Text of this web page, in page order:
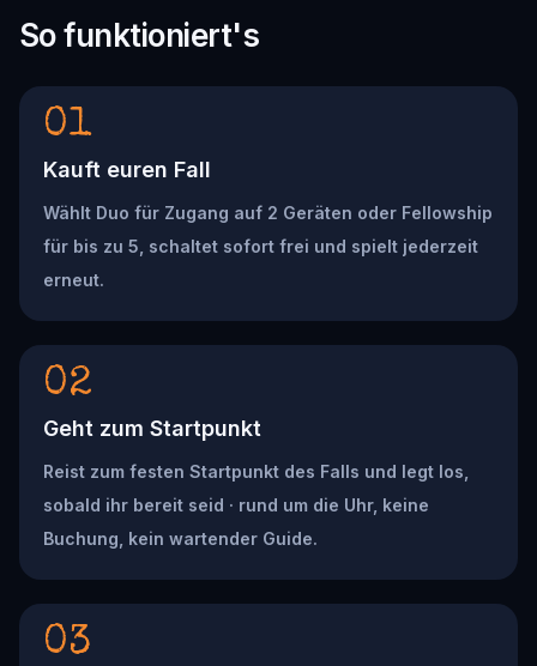
So funktioniert's
01
Kauft euren Fall
Wählt Duo für Zugang auf 2 Geräten oder Fellowship
für bis zu 5, schaltet sofort frei und spielt jederzeit
erneut.
02
Geht zum Startpunkt
Reist zum festen Startpunkt des Falls und legt los,
sobald ihr bereit seid · rund um die Uhr, keine
Buchung, kein wartender Guide.
03